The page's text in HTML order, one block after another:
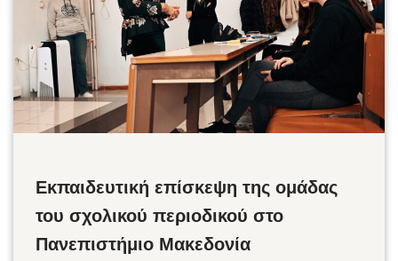
Eκπαιδευτική επίσκεψη της ομάδας
του σχολικού περιοδικού στο
Πανεπιστήμιο Μακεδονία